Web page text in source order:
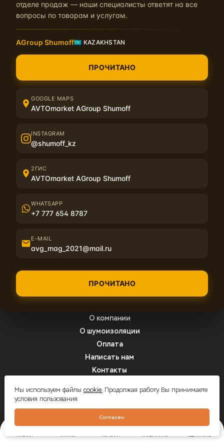
Похожие материалы
Шумофф объявляет о начале сбора заявок на
8 (800) 350-01-24
support@shumoff.biz
О компании
О шумоизоляции
Оплата
Написать нам
Контакты
Шумоff - шумоизоляция автомобилей
Мы используем файлы cookie.Продолжая работу Вы принимаете
условия пользования
Согласен
ГЛАВНАЯ КАТАЛОГ КОРЗИНА КАЛЬКУЛЯТОР ГДЕ КУПИТЬ
отделе продаж — наши специалисты ответят на все
вопросы по товарам и услугам.
AGroup Shumoff🇰🇿 KAZAKHSTAN
ПРОЧИТАНО
GOOGLE MAPS
AVTOmarket AGroup Shumoff
INSTAGRAM
@shumoff_kz
2ГИС
AVTOmarket AGroup Shumoff
WHATSAPP
+7 777 654 8787
E-MAIL
avg_mag_2021@mail.ru
ПРОЧИТАНО